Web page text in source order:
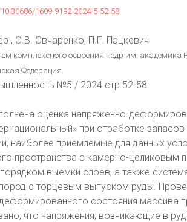
1609-9192-2024-5-52-58
, О.В. Овчаренко, П.Г. Пацкевич
комплексного освоения недр им.
Федерация
№5 / 2024 стр.52-58
оценка напряженно-
при отработке
наиболее приемлемые для данных
пространства с камерно-целиковым
выемки слоев, а также
с торцевым выпуском руды.
состояния массива
что напряжения, возникающие в